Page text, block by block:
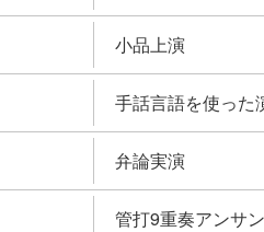
小品上演
手話言語を使った
弁論実演
管打9重奏アンサ